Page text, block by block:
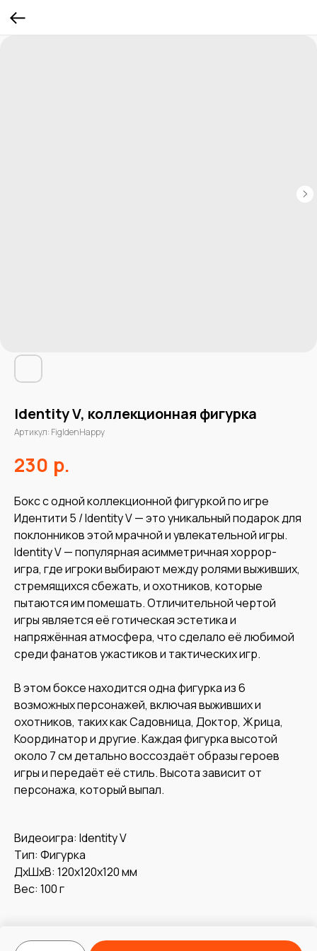
Identity V, коллекционная фигурка
Артикул: FigIdenHappy
230 р.
Бокс с одной коллекционной фигуркой по игре
Идентити 5 / Identity V — это уникальный подарок для
поклонников этой мрачной и увлекательной игры.
Identity V — популярная асимметричная хоррор-
игра, где игроки выбирают между ролями выживших,
стремящихся сбежать, и охотников, которые
пытаются им помешать. Отличительной чертой
игры является её готическая эстетика и
напряжённая атмосфера, что сделало её любимой
среди фанатов ужастиков и тактических игр.
В этом боксе находится одна фигурка из 6
возможных персонажей, включая выживших и
охотников, таких как Садовница, Доктор, Жрица,
Координатор и другие. Каждая фигурка высотой
около 7 см детально воссоздаёт образы героев
игры и передаёт её стиль. Высота зависит от
персонажа, который выпал.
Видеоигра: Identity V
Тип: Фигурка
ДxШxВ: 120x120x120 мм
Вес: 100 г